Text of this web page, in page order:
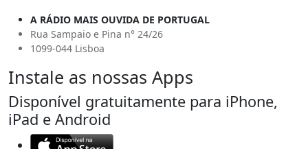
A RÁDIO MAIS OUVIDA DE PORTUGAL
Rua Sampaio e Pina n° 24/26
1099-044 Lisboa
Instale as nossas Apps
Disponível gratuitamente para iPhone,
iPad e Android